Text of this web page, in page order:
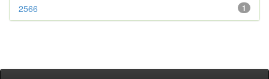
1
2566